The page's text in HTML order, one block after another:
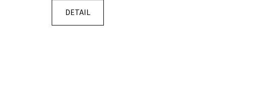
DETAIL